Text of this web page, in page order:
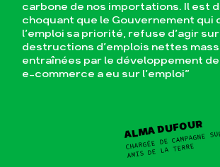
carbone de nos importations. Il est
choquant que le Gouvernement qui
l’emploi sa priorité, refuse d’agir
destructions d’emplois nettes
entraînées par le développement
e-commerce a eu sur l’emploi”
ALMA DUFOUR
CHARGÉE DE CAMPAGNE
AMIS DE LA TERRE